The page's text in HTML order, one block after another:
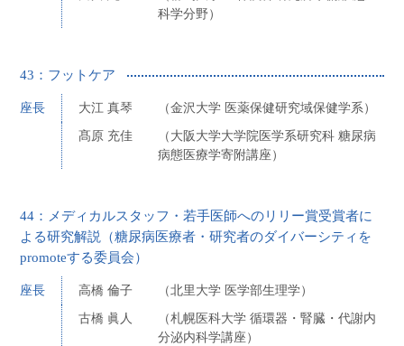
科学分野）
43：フットケア
座長 大江 真琴 （金沢大学 医薬保健研究域保健学系）
髙原 充佳
（大阪大学大学院医学系研究科 糖尿病
病態医療学寄附講座）
44：メディカルスタッフ・若手医師へのリリー賞受賞者に
よる研究解説（糖尿病医療者・研究者のダイバーシティを
promoteする委員会）
座長 高橋 倫子 （北里大学 医学部生理学）
古橋 眞人
（札幌医科大学 循環器・腎臓・代謝内
分泌内科学講座）